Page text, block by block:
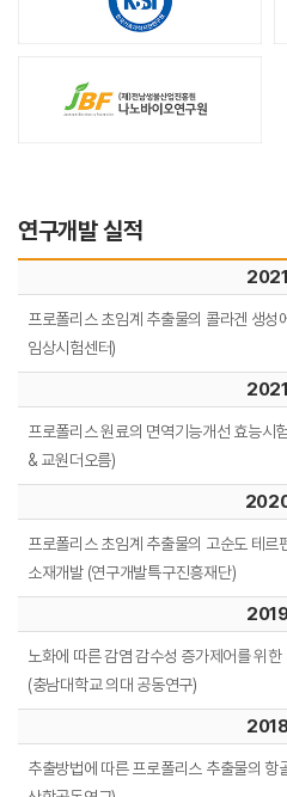
연구개발 실적
2021
프로폴리스 초임계 추출물의 콜라겐 생성
임상시험센터)
2021
프로폴리스 원료의 면역기능개선 효능시
& 교원더오름)
프로폴리스 초임계 추출물의 고순도 테르
소재개발 (연구개발특구진흥재단)
노화에 따른 감염 감수성 증가제어를 위
(충남대학교 의대 공동연구)
추출방법에 따른 프로폴리스 추출물의 항